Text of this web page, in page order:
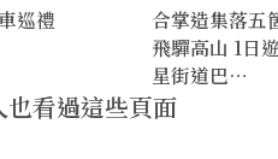
巡禮
合掌造集落五
飛驒高山 1日
星街道巴…
看過這些頁面